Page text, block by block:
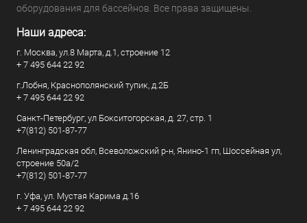
оборудования для бассейнов. Все права защищены.
Наши адреса:
г. Москва, ул.8 Марта, д.1, строение 12
+ 7 495 644 22 92
г.Лобня, Краснополянский тупик, д.2Б
+ 7 495 644 22 92
Санкт-Петербург, ул Бокситогорская, д. 27, стр. 1
+7(812) 501-87-77
Ленинградская обл, Всеволожский р-н, Янино-1 гп, Шоссейная ул,
строение 50а/2
+7(812) 501-87-77
г. Уфа, ул. Мустая Карима д.16
+ 7 495 644 22 92